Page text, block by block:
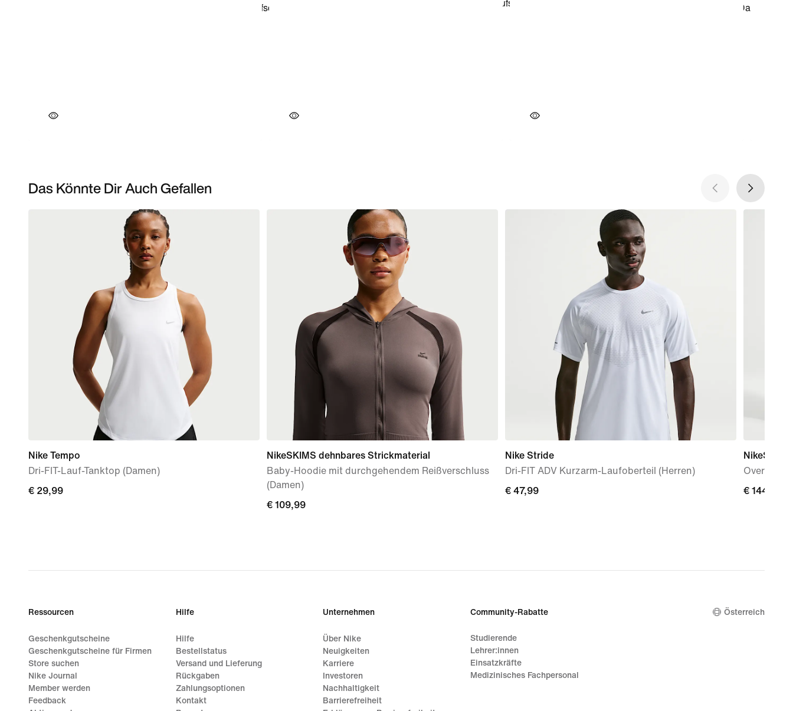
Das Könnte Dir Auch Gefallen
Nike Tempo
Dri-FIT-Lauf-Tanktop (Damen)
€ 29,99
€ 29,99
NikeSKIMS dehnbares Strickmaterial
Baby-Hoodie mit durchgehendem Reißverschluss
(Damen)
€ 109,99
€ 109,99
Nike Stride
Dri-FIT ADV Kurzarm-Laufoberteil (Herren)
€ 47,99
€ 47,99
Oversize-
€ 144,99
€ 144,99
Ressourcen
Geschenkgutscheine
Geschenkgutscheine für Firmen
Store suchen
Nike Journal
Member werden
Feedback
Hilfe
Hilfe
Bestellstatus
Versand und Lieferung
Rückgaben
Zahlungsoptionen
Kontakt
Unternehmen
Über Nike
Neuigkeiten
Karriere
Investoren
Nachhaltigkeit
Barrierefreiheit
Community-Rabatte
Studierende
Lehrer:innen
Einsatzkräfte
Medizinisches Fachpersonal
Österreich